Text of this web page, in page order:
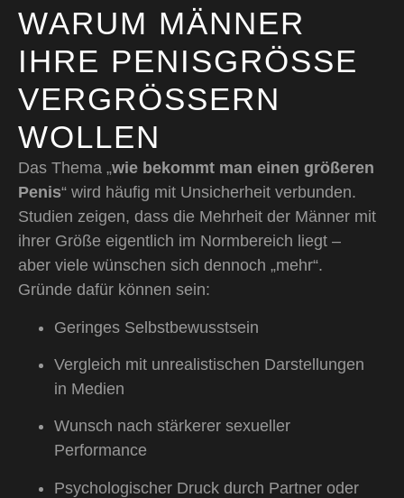
WARUM MÄNNER
IHRE PENISGRÖSSE V
ERGRÖSSERN WO
LLEN
Das Thema „wie bekommt man einen größeren
Penis“ wird häufig mit Unsicherheit verbunden.
Studien zeigen, dass die Mehrheit der Männer mit
ihrer Größe eigentlich im Normbereich liegt –
aber viele wünschen sich dennoch „mehr“.
Gründe dafür können sein:
Geringes Selbstbewusstsein
Vergleich mit unrealistischen Darstellungen
in Medien
Wunsch nach stärkerer sexueller
Performance
Psychologischer Druck durch Partner oder